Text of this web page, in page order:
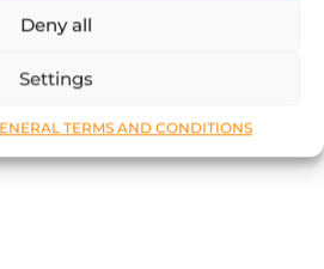
Deny all
Settings
TERMS AND CONDITIONS